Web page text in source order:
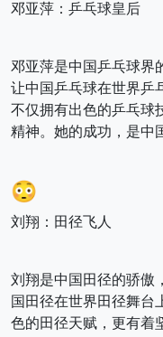
邓亚萍：乒乓球皇后
邓亚萍是中国乒乓球界
让中国乒乓球在世界乒
不仅拥有出色的乒乓球
精神。她的成功，是中
😳
刘翔：田径飞人
刘翔是中国田径的骄傲
国田径在世界田径舞台
色的田径天赋，更有着